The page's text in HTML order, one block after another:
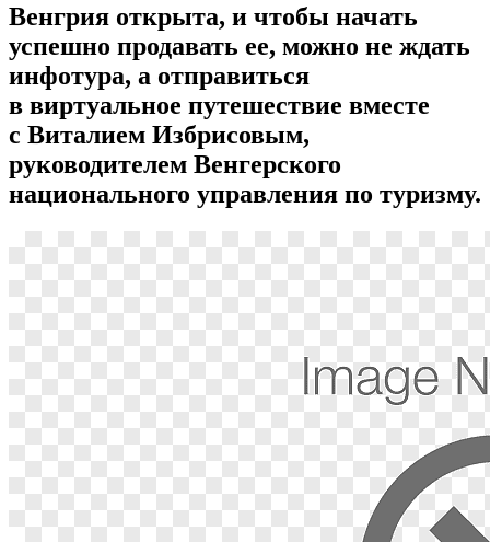
Венгрия открыта, и чтобы начать
успешно продавать ее, можно не ждать
инфотура, а отправиться
в виртуальное путешествие вместе
с Виталием Избрисовым,
руководителем Венгерского
национального управления по туризму.